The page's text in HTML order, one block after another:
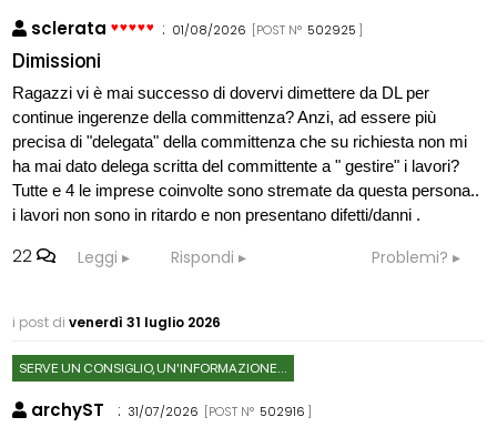
sclerata : 01/08/2026 [POST N° 502925 ]
Dimissioni
Ragazzi vi è mai successo di dovervi dimettere da DL per
continue ingerenze della committenza? Anzi, ad essere più
precisa di "delegata" della committenza che su richiesta non mi
ha mai dato delega scritta del committente a " gestire" i lavori?
Tutte e 4 le imprese coinvolte sono stremate da questa persona..
i lavori non sono in ritardo e non presentano difetti/danni .
22 Leggi Rispondi Problemi?
i post divenerdì 31 luglio 2026
SERVE UN CONSIGLIO, UN'INFORMAZIONE...
archyST : 31/07/2026 [POST N° 502916 ]